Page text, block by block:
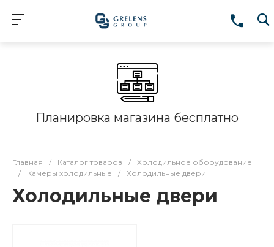
Планировка магазина бесплатно
Главная / Каталог товаров /
Холодильное оборудование
/
Камеры холодильные / Холодильные двери
Холодильные двери